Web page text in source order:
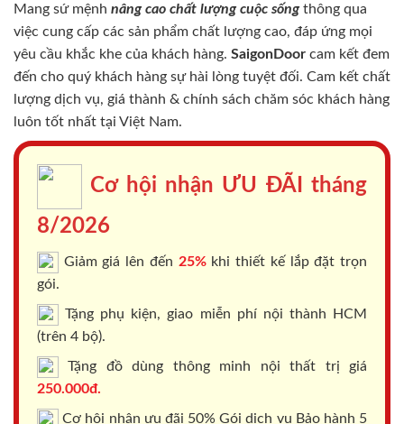
Mang sứ mệnh nâng cao chất lượng cuộc sốngthông qua
việc cung cấp các sản phẩm chất lượng cao, đáp ứng mọi
yêu cầu khắc khe của khách hàng. SaigonDoor cam kết đem
đến cho quý khách hàng sự hài lòng tuyệt đối. Cam kết chất
lượng dịch vụ, giá thành & chính sách chăm sóc khách hàng
luôn tốt nhất tại Việt Nam.
Cơ hội nhận ƯU ĐÃI tháng
8/2026
Giảm giá lên đến 25%khi thiết kế lắp đặt trọn
gói.
Tặng phụ kiện, giao miễn phí nội thành HCM
(trên 4 bộ).
Tặng đồ dùng thông minh nội thất trị giá
250.000đ.
Cơ hội nhận ưu đãi 50% Gói dịch vụ Bảo hành 5